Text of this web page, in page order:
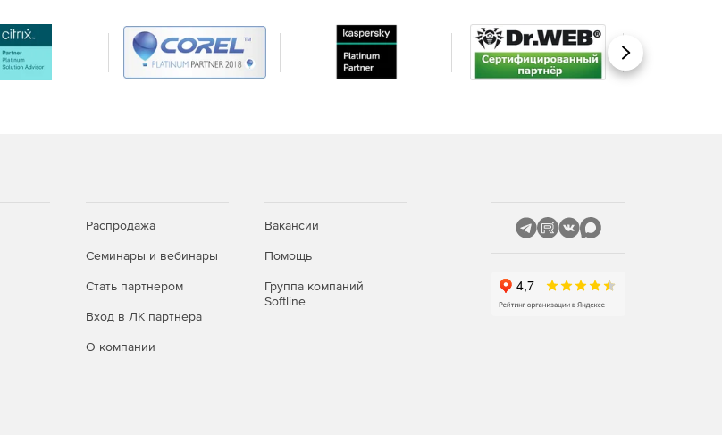
Вперед
Распродажа
Семинары и вебинары
Стать партнером
Вход в ЛК партнера
О компании
Вакансии
Помощь
Группа компаний
Softline